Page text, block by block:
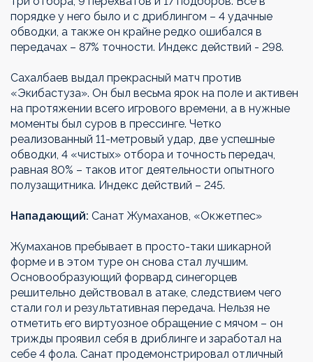
порядке у него было и с дриблингом – 4 удачные
обводки, а также он крайне редко ошибался в
передачах – 87% точности. Индекс действий - 298.
Сахалбаев выдал прекрасный матч против
«Экибастуза». Он был весьма ярок на поле и активен
на протяжении всего игрового времени, а в нужные
моменты был суров в прессинге. Четко
реализованный 11-метровый удар, две успешные
обводки, 4 «чистых» отбора и точность передач,
равная 80% – таков итог деятельности опытного
полузащитника. Индекс действий – 245.
Нападающий: Санат Жумаханов, «Окжетпес»
Жумаханов пребывает в просто-таки шикарной
форме и в этом туре он снова стал лучшим.
Основообразующий форвард синегорцев
решительно действовал в атаке, следствием чего
стали гол и результативная передача. Нельзя не
отметить его виртуозное обращение с мячом – он
трижды проявил себя в дриблинге и заработал на
себе 4 фола. Санат продемонстрировал отличный